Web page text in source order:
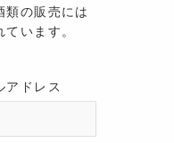
類の販売には
います。
アドレス